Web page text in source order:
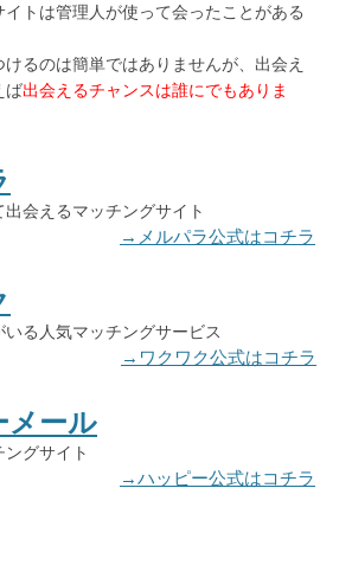
イトは管理人が使って会ったことがある
るのは簡単ではありませんが、出会え
ば出会えるチャンスは誰にでもありま
会えるマッチングサイト
→メルパラ公式はコチラ
る人気マッチングサービス
→ワクワク公式はコチラ
メール
グサイト
→ハッピー公式はコチラ